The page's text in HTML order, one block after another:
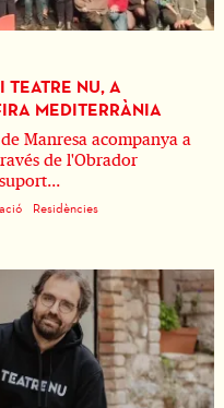
TEATRE NU, A
MEDITERRÀNIA
Manresa acompanya a
de l'Obrador
Residències